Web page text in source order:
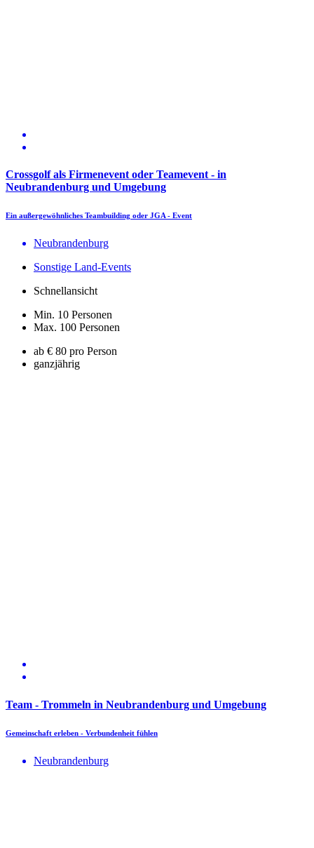
Crossgolf als Firmenevent oder Teamevent - in
Neubrandenburg und Umgebung
Ein außergewöhnliches Teambuilding oder JGA - Event
Neubrandenburg
Sonstige Land-Events
Schnellansicht
Min. 10 Personen
Max. 100 Personen
ab € 80 pro Person
ganzjährig
Team - Trommeln in Neubrandenburg und Umgebung
Gemeinschaft erleben - Verbundenheit fühlen
Neubrandenburg